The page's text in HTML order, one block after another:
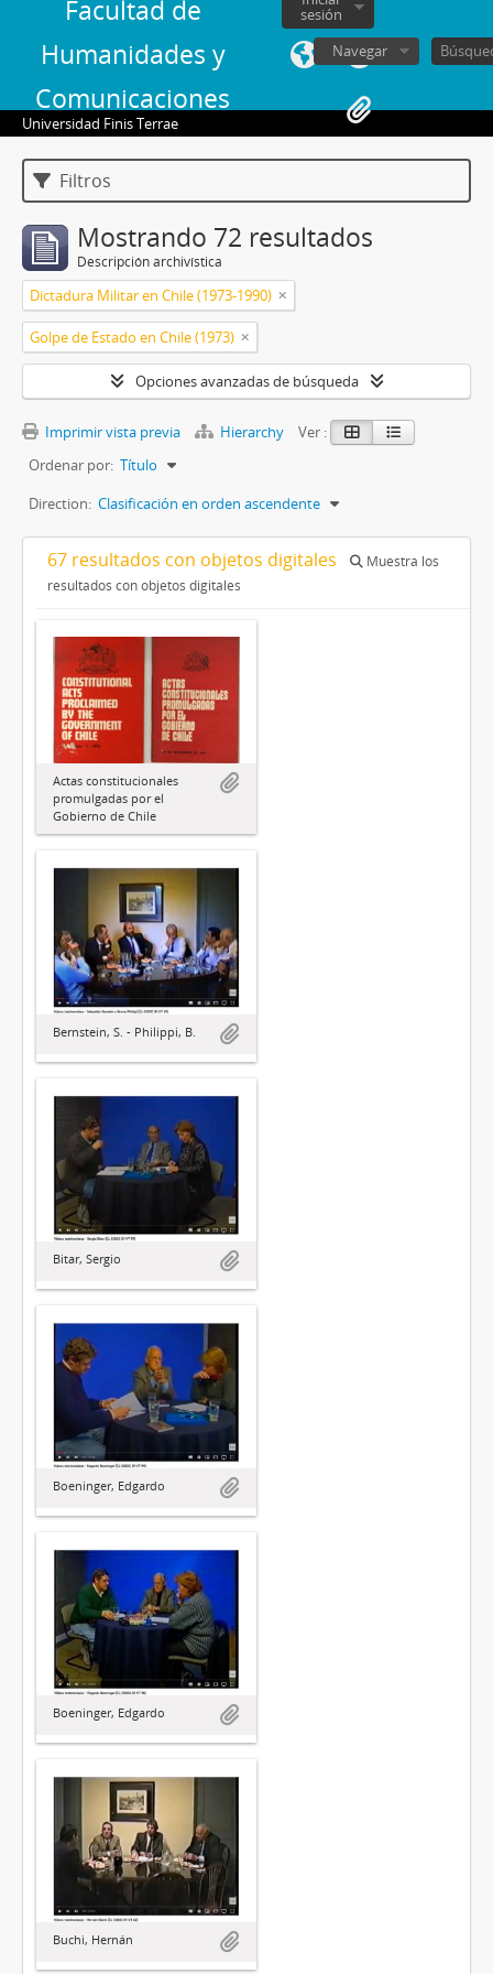
Facultad de
Humanidades y
Comunicaciones
sesión
Navegar
Universidad Finis Terrae
Filtros
Mostrando 72 resultados
Descripción archivística
Dictadura Militar en Chile (1973-1990)
Golpe de Estado en Chile (1973)
Opciones avanzadas de búsqueda
Imprimir vista previa Hierarchy
Ver :
Ordenar por: Título
Direction: Clasificación en orden ascendente
67 resultados con objetos digitales
Muestra los
resultados con objetos digitales
Actas constitucionales
promulgadas por el
Gobierno de Chile
Bernstein, S. - Philippi, B.
Bitar, Sergio
Boeninger, Edgardo
Boeninger, Edgardo
Buchi, Hernán